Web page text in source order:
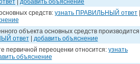
добавить объяснение
средств: узнать ПРАВИЛЬНЫЙ ответ
объекта основных средств производится
ответ| добавить объяснение
первичной переоценки относится: узнать
объяснение